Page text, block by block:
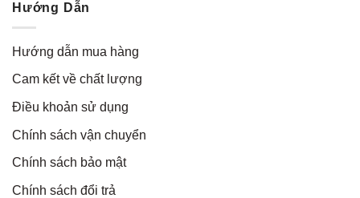
Hướng Dẫn
Hướng dẫn mua hàng
Cam kết về chất lượng
Điều khoản sử dụng
Chính sách vận chuyển
Chính sách bảo mật
Chính sách đổi trả